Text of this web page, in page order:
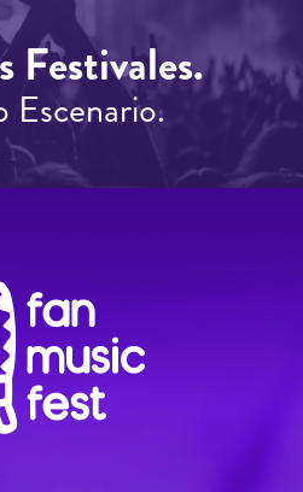
Festivales.
Escenario.